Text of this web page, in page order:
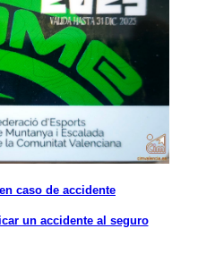
caso de accidente
un accidente al seguro